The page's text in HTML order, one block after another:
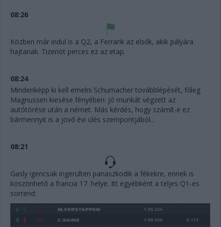
08:26
Közben már indul is a Q2, a Ferrarik az elsők, akik pályára
hajtanak. Tizenöt perces ez az etap.
08:24
Mindenképp ki kell emelni Schumacher továbblépését, főleg
Magnussen kiesése fényében: jó munkát végzett az
autótörése után a német. Más kérdés, hogy számít-e ez
bármennyit is a jövő évi ülés szempontjából...
08:21
Gasly igencsak ingerülten panaszkodik a fékekre, ennek is
köszönhető a francia 17. helye. Itt egyébként a teljes Q1-es
sorrend: